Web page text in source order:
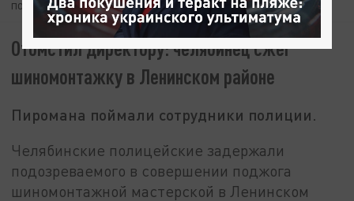
ПОДПИШИТЕСЬ:
Отомстил директору: челябинец сжёг
шиномонтажку в Ленинском районе
Пиромана поймали сотрудники полиции.
Челябинские полицейские задержали
подозреваемого в совершении поджога
шиномонтажной мастерской в Ленинском